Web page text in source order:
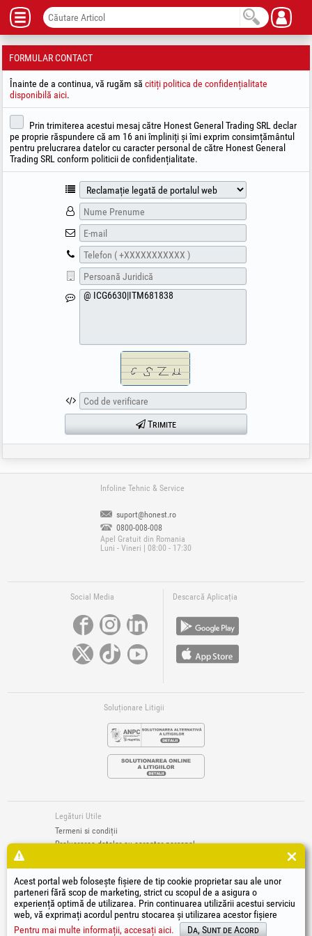
FORMULAR CONTACT
Înainte de a continua, vă rugăm să citiți politica de confidențialitate
disponibilă aici.
Prin trimiterea acestui mesaj către Honest General Trading SRL declar
pe proprie răspundere că am 16 ani împliniți și îmi exprim consimțământul
pentru prelucrarea datelor cu caracter personal de către Honest General
Trading SRL conform politicii de confidențialitate.
Trimite
Infoline Tehnic & Service
suport@honest.ro
0800-008-008
Apel Gratuit din Romania
Luni - Vineri | 08:00 - 17:30
Social Media Descarcă Aplicația
Soluționare Litigii
Legături Utile
Termeni si condiții
Prelucrarea datelor cu caracter personal
Datele de identificare ale societății
Autoritatea națională pentru protecția consumatorilor
Soluționarea online a litigiilor
HGT ®, EvoTools® , EvoSanitary®, EvoTools +Plus®, EvoSanitary +Plus®, EvoSelect®, EPTO®, EPTO Plus
PowerForProfessionals
și siglele acestora sunt mărci înregistrate Honest General Trading SRL.
Copyright 1994-2026Honest General Trading SRL. Toate drepturile rezervate. CUI: 6615609,
Acest portal web folosește fișiere de tip cookie proprietar sau ale unor
parteneri fără scop de marketing, strict cu scopul de a asigura o
experiență optimă de utilizarea. Prin continuarea utilizării acestui serviciu
web, vă exprimați acordul pentru stocarea și utilizarea acestor fișiere
Pentru mai multe informații, accesați aici.
Da, Sunt de Acord